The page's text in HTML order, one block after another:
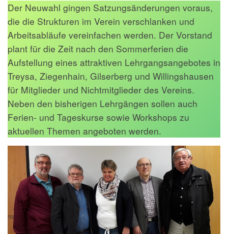
Der Neuwahl gingen Satzungsänderungen voraus,
die die Strukturen im Verein verschlanken und
Arbeitsabläufe vereinfachen werden. Der Vorstand
plant für die Zeit nach den Sommerferien die
Aufstellung eines attraktiven Lehrgangsangebotes in
Treysa, Ziegenhain, Gilserberg und Willingshausen
für Mitglieder und Nichtmitglieder des Vereins.
Neben den bisherigen Lehrgängen sollen auch
Ferien- und Tageskurse sowie Workshops zu
aktuellen Themen angeboten werden.